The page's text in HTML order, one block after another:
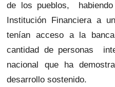
de los pueblos,
Institución Financiera a
tenían acceso a la
cantidad de personas
nacional que ha
desarrollo sostenido.